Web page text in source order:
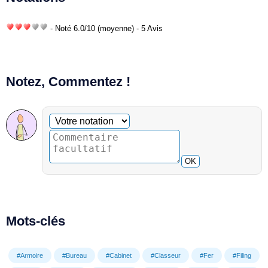
- Noté 6.0/10 (moyenne) - 5 Avis
Notez, Commentez !
Commentaire facultatif
Votre notation
OK
Mots-clés
#Armoire #Bureau #Cabinet #Classeur #Fer #Filing